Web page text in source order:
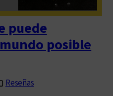
puede
posible
Reseñas